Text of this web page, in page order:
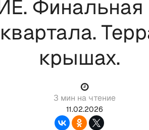
Финальная
крышах.
3 мин на чтение
11.02.2026